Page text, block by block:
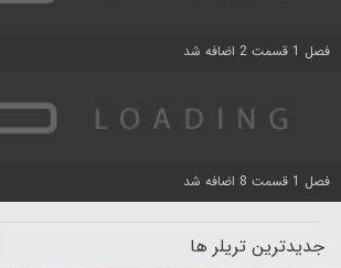
فصل 1 قسمت 2 اضافه شد
فصل 1 قسمت 8 اضافه شد
جدیدترین تریلر ها